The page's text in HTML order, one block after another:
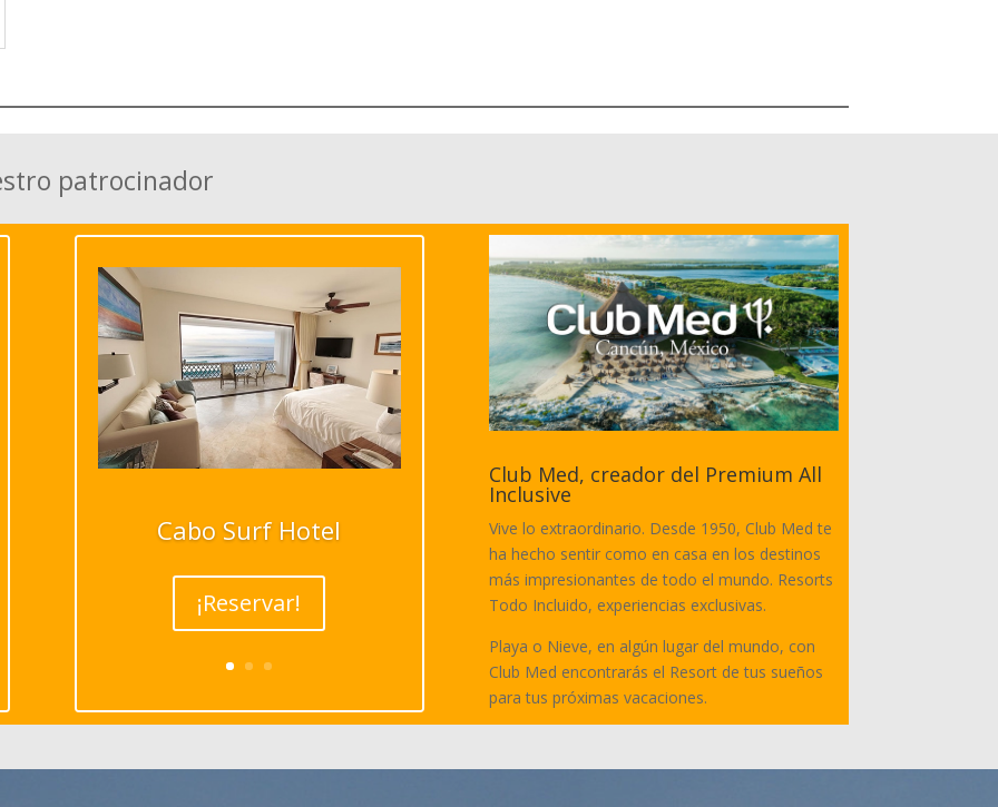
patrocinador
Cabo Surf Hotel
¡Reservar!
Club Med, creador del Premium All
Inclusive
Vive lo extraordinario. Desde 1950, Club Med te
ha hecho sentir como en casa en los destinos
más impresionantes de todo el mundo. Resorts
Todo Incluido, experiencias exclusivas.
Playa o Nieve, en algún lugar del mundo, con
Club Med encontrarás el Resort de tus sueños
para tus próximas vacaciones.